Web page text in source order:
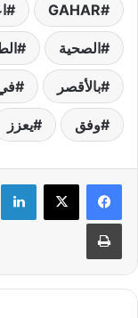
GAHAR
الصحية
بالأقصر
وفق يعزز
طباعة